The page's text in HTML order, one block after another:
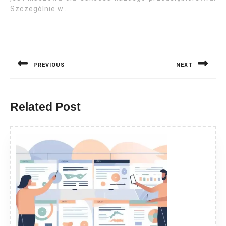
Szczególnie w…
PREVIOUS NEXT
Related Post